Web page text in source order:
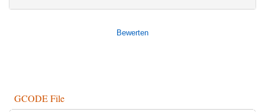
Bewerten
GCODE File